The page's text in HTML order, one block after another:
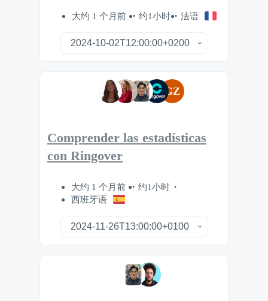
大约 1 个月前 约1小时 法语
GZ
Comprender las estadísticas
con Ringover
大约 1 个月前
约1小时
西班牙语